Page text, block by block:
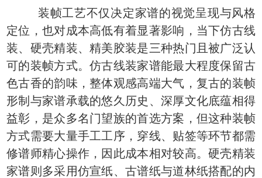
装帧工艺不仅决定家谱的视觉呈现与风格
定位，也对成本高低有着显著影响，当下仿古线
装、硬壳精装、精美胶装是三种热门且被广泛认
可的装帧方式。仿古线装家谱能最大程度保留古
色古香的韵味，整体观感高端大气，复古的装帧
形制与家谱承载的悠久历史、深厚文化底蕴相得
益彰，是众多名门望族的首选方案，但这种装帧
方式需要大量手工工序，穿线、贴签等环节都需
修谱师精心操作，因此成本相对较高。硬壳精装
家谱则多采用仿宣纸、古谱纸与道林纸搭配的内